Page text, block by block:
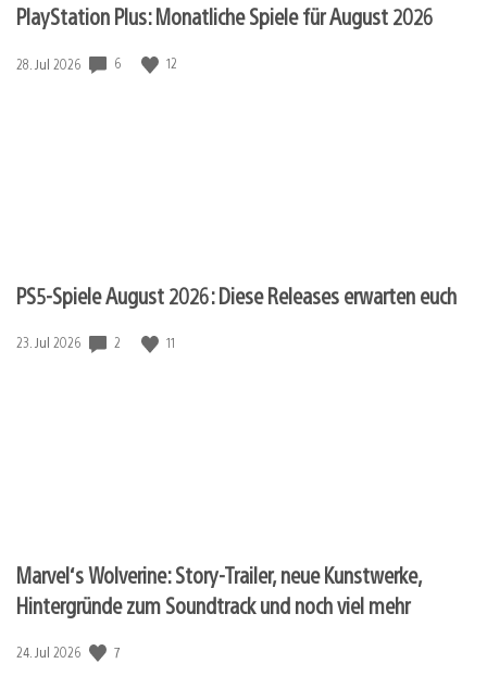
PlayStation Plus: Monatliche Spiele für August 2026
Veröffentlichungsdatum:
28. Jul 2026 6 12
PS5-Spiele August 2026: Diese Releases erwarten euch
Veröffentlichungsdatum:
23. Jul 2026 2 11
Marvel‘s Wolverine: Story-Trailer, neue Kunstwerke,
Hintergründe zum Soundtrack und noch viel mehr
Veröffentlichungsdatum:
24. Jul 2026 7